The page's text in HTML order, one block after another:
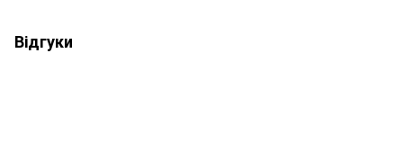
Відгуки